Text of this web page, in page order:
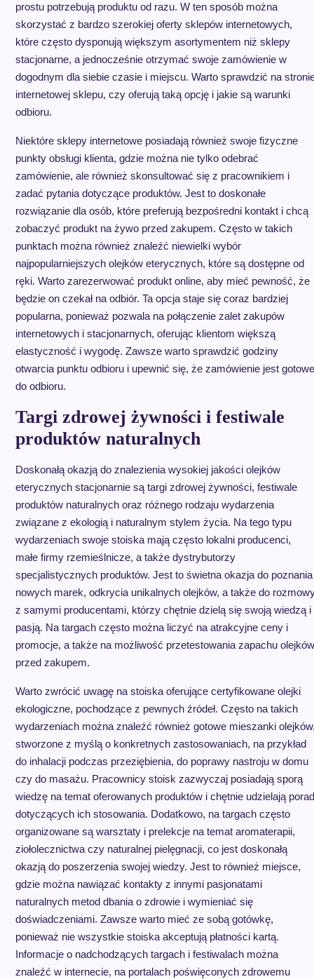
prostu potrzebują produktu od razu. W ten sposób można
skorzystać z bardzo szerokiej oferty sklepów internetowych,
które często dysponują większym asortymentem niż sklepy
stacjonarne, a jednocześnie otrzymać swoje zamówienie w
dogodnym dla siebie czasie i miejscu. Warto sprawdzić na
internetowej sklepu, czy oferują taką opcję i jakie są warunki
odbioru.
Niektóre sklepy internetowe posiadają również swoje fizyczne
punkty obsługi klienta, gdzie można nie tylko odebrać
zamówienie, ale również skonsultować się z pracownikiem i
zadać pytania dotyczące produktów. Jest to doskonałe
rozwiązanie dla osób, które preferują bezpośredni kontakt i chcą
zobaczyć produkt na żywo przed zakupem. Często w takich
punktach można również znaleźć niewielki wybór
najpopularniejszych olejków eterycznych, które są dostępne od
ręki. Warto zarezerwować produkt online, aby mieć pewność, że
będzie on czekał na odbiór. Ta opcja staje się coraz bardziej
popularna, ponieważ pozwala na połączenie zalet zakupów
internetowych i stacjonarnych, oferując klientom większą
elastyczność i wygodę. Zawsze warto sprawdzić godziny
otwarcia punktu odbioru i upewnić się, że zamówienie jest gotowe
do odbioru.
Targi zdrowej żywności i festiwale
produktów naturalnych
Doskonałą okazją do znalezienia wysokiej jakości olejków
eterycznych stacjonarnie są targi zdrowej żywności, festiwale
produktów naturalnych oraz różnego rodzaju wydarzenia
związane z ekologią i naturalnym stylem życia. Na tego typu
wydarzeniach swoje stoiska mają często lokalni producenci,
małe firmy rzemieślnicze, a także dystrybutorzy
specjalistycznych produktów. Jest to świetna okazja do poznania
nowych marek, odkrycia unikalnych olejków, a także do
z samymi producentami, którzy chętnie dzielą się swoją wiedzą i
pasją. Na targach często można liczyć na atrakcyjne ceny i
promocje, a także na możliwość przetestowania zapachu olejków
przed zakupem.
Warto zwrócić uwagę na stoiska oferujące certyfikowane olejki
ekologiczne, pochodzące z pewnych źródeł. Często na takich
wydarzeniach można znaleźć również gotowe mieszanki
stworzone z myślą o konkretnych zastosowaniach, na przykład
do inhalacji podczas przeziębienia, do poprawy nastroju w domu
czy do masażu. Pracownicy stoisk zazwyczaj posiadają sporą
wiedzę na temat oferowanych produktów i chętnie udzielają porad
dotyczących ich stosowania. Dodatkowo, na targach często
organizowane są warsztaty i prelekcje na temat aromaterapii,
ziołolecznictwa czy naturalnej pielęgnacji, co jest doskonałą
okazją do poszerzenia swojej wiedzy. Jest to również miejsce,
gdzie można nawiązać kontakty z innymi pasjonatami
naturalnych metod dbania o zdrowie i wymieniać się
doświadczeniami. Zawsze warto mieć ze sobą gotówkę,
ponieważ nie wszystkie stoiska akceptują płatności kartą.
Informacje o nadchodzących targach i festiwalach można
znaleźć w internecie, na portalach poświęconych zdrowemu